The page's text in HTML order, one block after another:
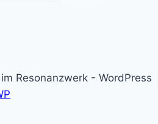
Resonanzwerk - WordPress